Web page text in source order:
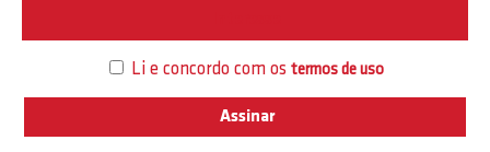
Li e concordo com os termos de uso